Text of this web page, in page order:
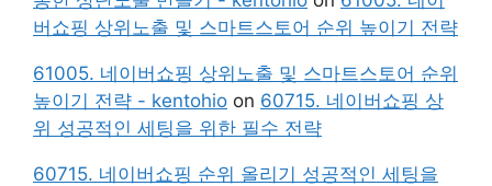
버쇼핑 상위노출 및 스마트스토어 순위 높이기 전략
61005. 네이버쇼핑 상위노출 및 스마트스토어 순위
높이기 전략 - kentohio on 60715. 네이버쇼핑 상
위 성공적인 세팅을 위한 필수 전략
60715. 네이버쇼핑 순위 올리기 성공적인 세팅을